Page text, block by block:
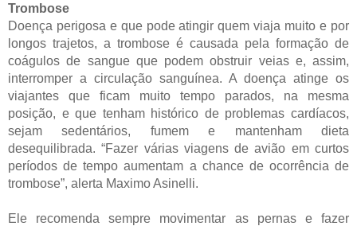
Trombose
Doença perigosa e que pode atingir quem viaja muito e por
longos trajetos, a trombose é causada pela formação de
coágulos de sangue que podem obstruir veias e, assim,
interromper a circulação sanguínea. A doença atinge os
viajantes que ficam muito tempo parados, na mesma
posição, e que tenham histórico de problemas cardíacos,
sejam sedentários, fumem e mantenham dieta
desequilibrada. “Fazer várias viagens de avião em curtos
períodos de tempo aumentam a chance de ocorrência de
trombose”, alerta Maximo Asinelli.
Ele recomenda sempre movimentar as pernas e fazer